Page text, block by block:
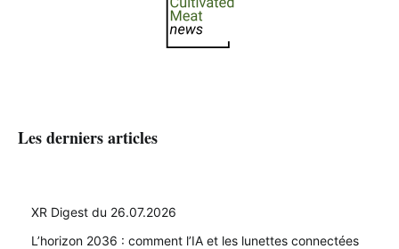
Les derniers articles
XR Digest du 26.07.2026
L’horizon 2036 : comment l’IA et les lunettes connectées